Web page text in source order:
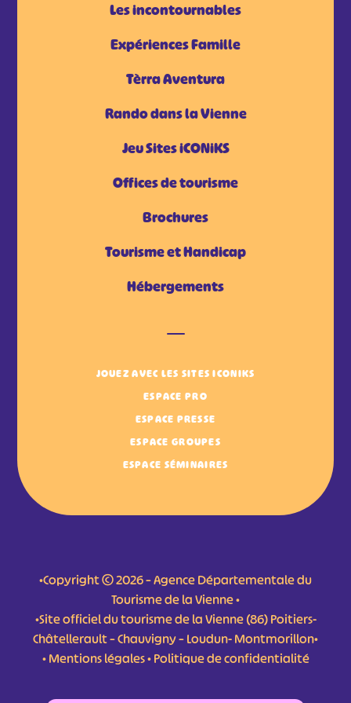
Les incontournables
Expériences Famille
Tèrra Aventura
Rando dans la Vienne
Jeu Sites iCONiKS
Offices de tourisme
Brochures
Tourisme et Handicap
Hébergements
JOUEZ AVEC LES SITES ICONIKS
ESPACE PRO
ESPACE PRESSE
ESPACE GROUPES
ESPACE SÉMINAIRES
•Copyright © 2026 – Agence Départementale du
Tourisme de la Vienne •
•Site officiel du tourisme de la Vienne (86) Poitiers-
Châtellerault – Chauvigny – Loudun- Montmorillon•
•Mentions légales•Politique de confidentialité